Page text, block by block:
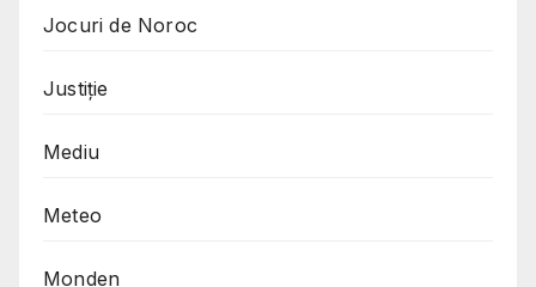
Jocuri de Noroc
Justiție
Mediu
Meteo
Monden